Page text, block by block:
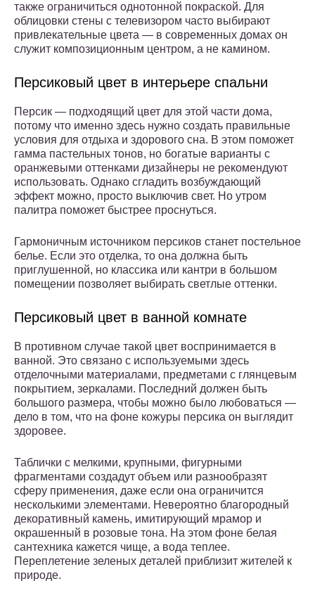
также ограничиться однотонной покраской. Для
облицовки стены с телевизором часто выбирают
привлекательные цвета — в современных домах он
служит композиционным центром, а не камином.
Персиковый цвет в интерьере спальни
Персик — подходящий цвет для этой части дома,
потому что именно здесь нужно создать правильные
условия для отдыха и здорового сна. В этом поможет
гамма пастельных тонов, но богатые варианты с
оранжевыми оттенками дизайнеры не рекомендуют
использовать. Однако сгладить возбуждающий
эффект можно, просто выключив свет. Но утром
палитра поможет быстрее проснуться.
Гармоничным источником персиков станет постельное
белье. Если это отделка, то она должна быть
приглушенной, но классика или кантри в большом
помещении позволяет выбирать светлые оттенки.
Персиковый цвет в ванной комнате
В противном случае такой цвет воспринимается в
ванной. Это связано с используемыми здесь
отделочными материалами, предметами с глянцевым
покрытием, зеркалами. Последний должен быть
большого размера, чтобы можно было любоваться —
дело в том, что на фоне кожуры персика он выглядит
здоровее.
Таблички с мелкими, крупными, фигурными
фрагментами создадут объем или разнообразят
сферу применения, даже если она ограничится
несколькими элементами. Невероятно благородный
декоративный камень, имитирующий мрамор и
окрашенный в розовые тона. На этом фоне белая
сантехника кажется чище, а вода теплее.
Переплетение зеленых деталей приблизит жителей к
природе.